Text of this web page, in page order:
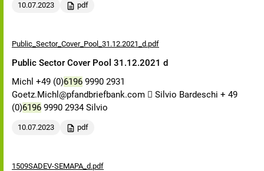
10.07.2023 pdf
Public_Sector_Cover_Pool_31.12.2021_d.pdf
Public Sector Cover Pool 31.12.2021 d
Michl +49 (0)6196 9990 2931
Goetz.Michl@pfandbriefbank.com  Silvio Bardeschi + 49
(0)6196 9990 2934 Silvio
10.07.2023 pdf
1509SADEV-SEMAPA_d.pdf